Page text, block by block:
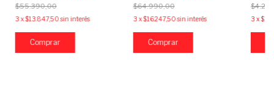
$55.390,00
3 x$13.847,50 sin interés
$64.990,00
3 x$16.247,50 sin interés 3 x